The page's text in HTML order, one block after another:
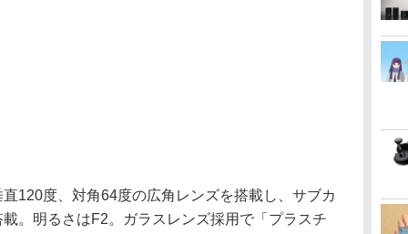
120度、対角64度の広角レンズを搭載し、サブカ
。明るさはF2。ガラスレンズ採用で「プラスチ